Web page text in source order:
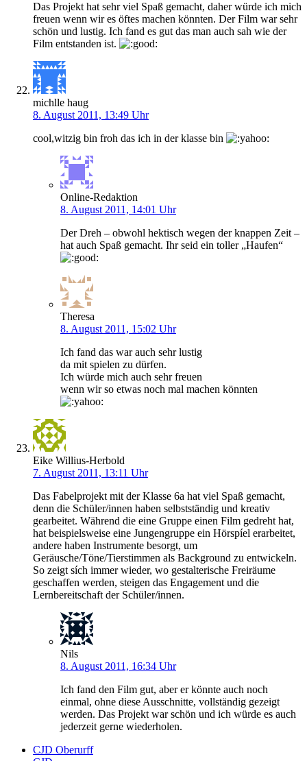
Das Projekt hat sehr viel Spaß gemacht, daher würde ich mich
freuen wenn wir es öftes machen könnten. Der Film war sehr
schön und lustig. Ich fand es gut das man auch sah wie der
Film entstanden ist.
michlle haug
8. August 2011, 13:49 Uhr
cool,witzig bin froh das ich in der klasse bin
Online-Redaktion
8. August 2011, 14:01 Uhr
Der Dreh – obwohl hektisch wegen der knappen Zeit –
hat auch Spaß gemacht. Ihr seid ein toller „Haufen“
Theresa
8. August 2011, 15:02 Uhr
Ich fand das war auch sehr lustig
da mit spielen zu dürfen.
Ich würde mich auch sehr freuen
wenn wir so etwas noch mal machen könnten
Eike Willius-Herbold
7. August 2011, 13:11 Uhr
Das Fabelprojekt mit der Klasse 6a hat viel Spaß gemacht,
denn die Schüler/innen haben selbstständig und kreativ
gearbeitet. Während die eine Gruppe einen Film gedreht hat,
hat beispielsweise eine Jungengruppe ein Hörspíel erarbeitet,
andere haben Instrumente besorgt, um
Geräusche/Töne/Tierstimmen als Background zu entwickeln.
So zeigt sích immer wieder, wo gestalterische Freiräume
geschaffen werden, steigen das Engagement und die
Lernbereitschaft der Schüler/innen.
Nils
8. August 2011, 16:34 Uhr
Ich fand den Film gut, aber er könnte auch noch
einmal, ohne diese Ausschnitte, vollständig gezeigt
werden. Das Projekt war schön und ich würde es auch
jederzeit gerne wiederholen.
CJD Oberurff